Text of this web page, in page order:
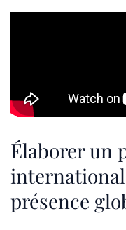
Élaborer un
présence